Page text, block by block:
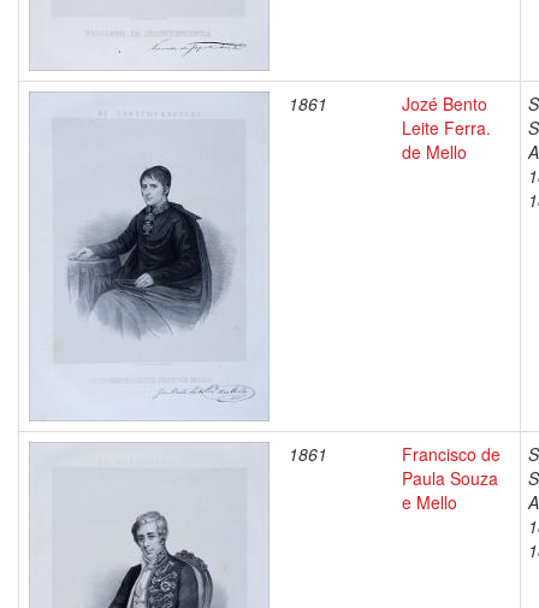
1861
Jozé Bento
Leite Ferra.
de Mello
1861
Francisco de
Paula Souza
e Mello